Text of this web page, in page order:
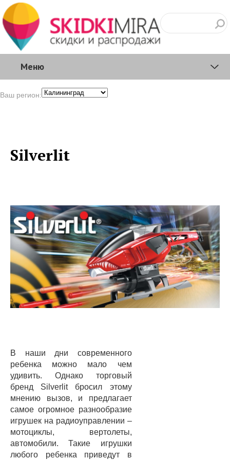
Меню
Ваш регион:
Silverlit
В наши дни современного
ребенка можно мало чем
удивить. Однако торговый
бренд Silverlit бросил этому
мнению вызов, и предлагает
самое огромное разнообразие
игрушек на радиоуправлении –
мотоциклы, вертолеты,
автомобили. Такие игрушки
любого ребенка приведут в